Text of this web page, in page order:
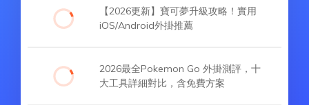
【2026更新】寶可夢升級攻略！實用
iOS/Android外掛推薦
2026最全Pokemon Go 外掛測評，十
大工具詳細對比，含免費方案